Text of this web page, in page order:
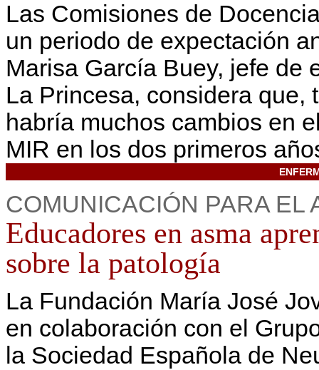
Las Comisiones de
un periodo de expectación
Marisa García Buey, jefe de
La Princesa, considera que,
habría muchos cambios en
MIR en los dos primeros
COMUNICACIÓN PARA EL
Educadores en asma
sobre la patología
La Fundación María José
en colaboración con el
la Sociedad Española de